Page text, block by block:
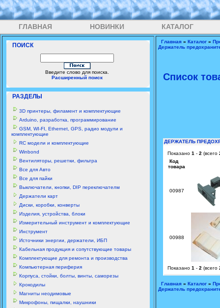
ГЛАВНАЯ НОВИНКИ КАТАЛОГ
ПОИСК
Введите слово для поиска.
Расширенный поиск
РАЗДЕЛЫ
3D принтеры, филамент и комплектующие
Arduino, разработка, программирование
GSM, WI-FI, Ethernet, GPS, радио модули и
комплектующие
RC модели и комплектующие
Winbond
Вентиляторы, решетки, фильтра
Все для Авто
Все для пайки
Выключатели, кнопки, DIP переключателм
Держатели карт
Диски, коробки, конверты
Изделия, устройства, блоки
Измерительный инструмент и комплектующие
Инструмент
Источники энергии, держатели, ИБП
Кабельная продукция и сопутствующие товары
Комплектующие для ремонта и производства
Компьютерная периферия
Корпуса, стойки, болты, винты, саморезы
Крокодилы
Магниты неодимовые
Микрофоны, пищалки, наушники
Главная » Каталог »
Держатель
Список
ДЕРЖАТЕЛЬ
Показано 1 - 2 (всего
Код
товара
00987
00988
Показано 1 - 2 (всего
Главная » Каталог »
Держатель